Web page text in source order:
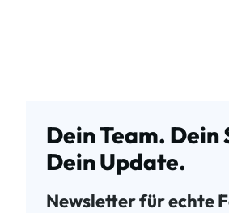
Dein Team. Dein
Dein Update.
Newsletter für echte